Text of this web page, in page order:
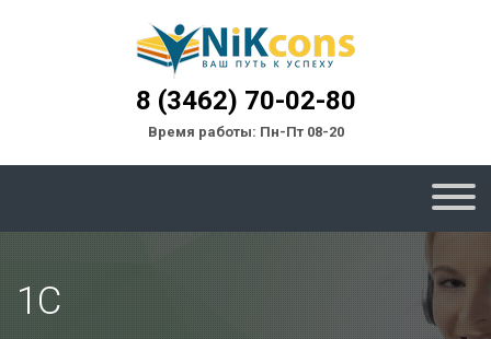
8 (3462) 70-02-80
Время работы: Пн-Пт 08-20
1С